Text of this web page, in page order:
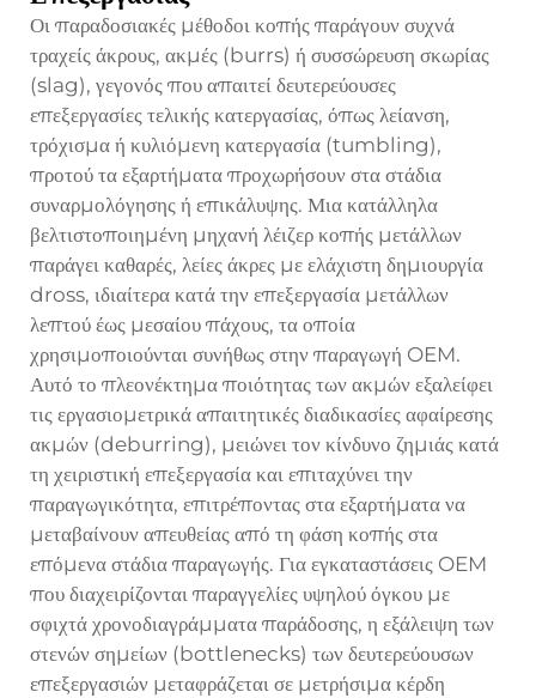
Οι παραδοσιακές μέθοδοι κοπής παράγουν συχνά
τραχείς άκρους, ακμές (burrs) ή συσσώρευση σκωρίας
(slag), γεγονός που απαιτεί δευτερεύουσες
επεξεργασίες τελικής κατεργασίας, όπως λείανση,
τρόχισμα ή κυλιόμενη κατεργασία (tumbling),
προτού τα εξαρτήματα προχωρήσουν στα στάδια
συναρμολόγησης ή επικάλυψης. Μια κατάλληλα
βελτιστοποιημένη μηχανή λέιζερ κοπής μετάλλων
παράγει καθαρές, λείες άκρες με ελάχιστη δημιουργία
dross, ιδιαίτερα κατά την επεξεργασία μετάλλων
λεπτού έως μεσαίου πάχους, τα οποία
χρησιμοποιούνται συνήθως στην παραγωγή OEM.
Αυτό το πλεονέκτημα ποιότητας των ακμών εξαλείφει
τις εργασιομετρικά απαιτητικές διαδικασίες αφαίρεσης
ακμών (deburring), μειώνει τον κίνδυνο ζημιάς κατά
τη χειριστική επεξεργασία και επιταχύνει την
παραγωγικότητα, επιτρέποντας στα εξαρτήματα να
μεταβαίνουν απευθείας από τη φάση κοπής στα
επόμενα στάδια παραγωγής. Για εγκαταστάσεις OEM
που διαχειρίζονται παραγγελίες υψηλού όγκου με
σφιχτά χρονοδιαγράμματα παράδοσης, η εξάλειψη των
στενών σημείων (bottlenecks) των δευτερεύουσων
επεξεργασιών μεταφράζεται σε μετρήσιμα κέρδη